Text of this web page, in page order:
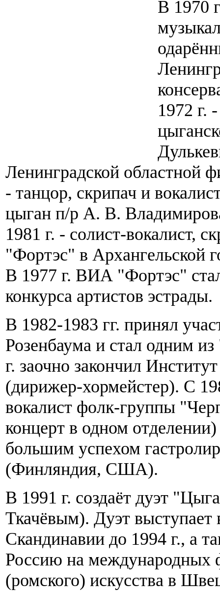
В 1970
1972 г.
Ленинградской областной
- танцор, скрипач и
цыган п/р А. В.
1981 г. - солист-вокалист,
"Фортэс" в Архангельской
В 1977 г. ВИА "Фортэс"
конкурса артистов эстрады.
В 1982-1983 гг. принял
Розенбаума и стал одним
г. заочно закончил
(дирижер-хормейстер). С
вокалист фолк-группы
концерт в одном
большим успехом
(Финляндия, США).
В 1991 г. создаёт дуэт
Ткачёвым). Дуэт
Скандинавии до 1994 г., а
Россию на международных
(ромского) искусства в